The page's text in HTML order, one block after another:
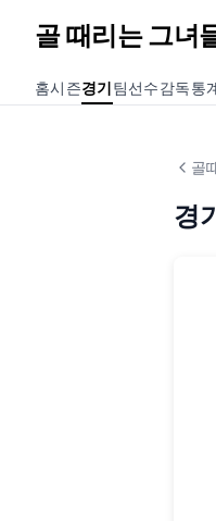
골 때리는 그녀
홈시즌경기팀선수감독통
골
경